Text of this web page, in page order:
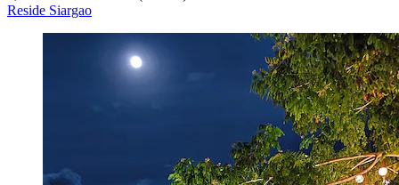
Reside Siargao